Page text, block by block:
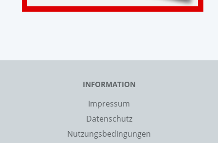
INFORMATION
Impressum
Datenschutz
Nutzungsbedingungen